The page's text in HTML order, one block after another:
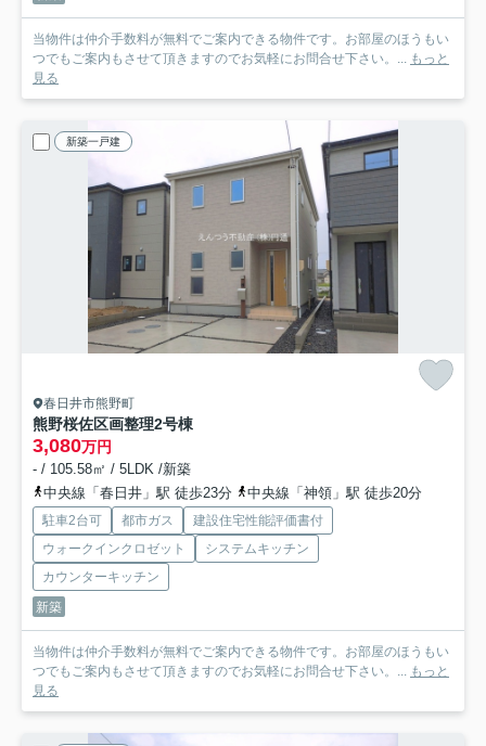
当物件は仲介手数料が無料でご案内できる物件です。お部屋のほうもい
つでもご案内もさせて頂きますのでお気軽にお問合せ下さい。...
もっと
見る
新築一戸建
春日井市熊野町
熊野桜佐区画整理2号棟
3,080万円
- / 105.58㎡ / 5LDK /新築
中央線「春日井」駅 徒歩23分
中央線「神領」駅 徒歩20分
駐車2台可 都市ガス
建設住宅性能評価書付
ウォークインクロゼット
システムキッチン
カウンターキッチン
新築
当物件は仲介手数料が無料でご案内できる物件です。お部屋のほうもい
つでもご案内もさせて頂きますのでお気軽にお問合せ下さい。...
もっと
見る